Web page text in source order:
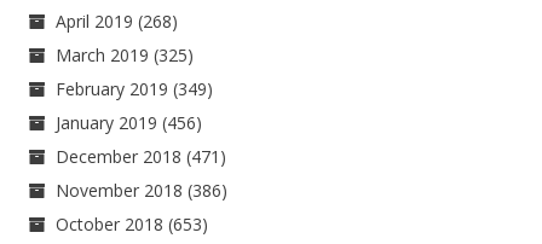
April 2019 (268)
March 2019 (325)
February 2019 (349)
January 2019 (456)
December 2018 (471)
November 2018 (386)
October 2018 (653)